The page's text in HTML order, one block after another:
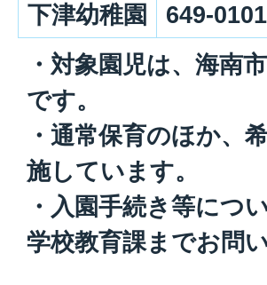
下津幼稚園
649-0101
・対象園児は、海南
です。
・通常保育のほか、
施しています。
・入園手続き等につ
学校教育課までお問